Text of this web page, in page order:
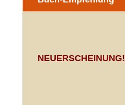
NEUERSCHEINUNG!